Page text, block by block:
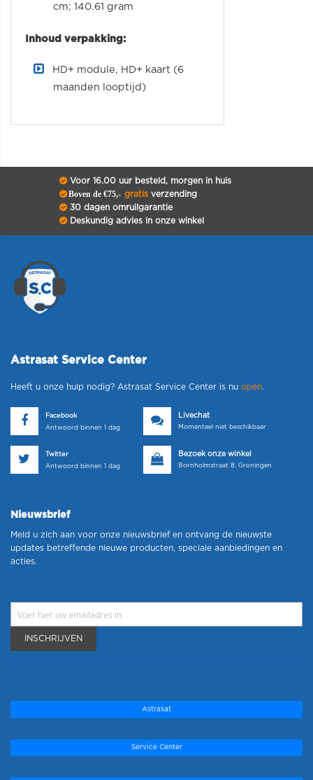
cm; 140.61 gram
Inhoud verpakking:
HD+ module, HD+ kaart (6
maanden looptijd)
Voor 16.00 uur besteld, morgen in huis
Boven de €75,- gratisverzending
30 dagen omruilgarantie
Deskundig advies in onze winkel
Astrasat Service Center
Heeft u onze hulp nodig? Astrasat Service Center is nu open.
Facebook
Antwoord binnen 1 dag
Livechat
Momenteel niet beschikbaar
Twitter
Antwoord binnen 1 dag
Bezoek onze winkel
Bornholmstraat 8, Groningen
Nieuwsbrief
Meld u zich aan voor onze nieuwsbrief en ontvang de nieuwste
updates betreffende nieuwe producten, speciale aanbiedingen en
acties.
INSCHRIJVEN
Astrasat
Service Center